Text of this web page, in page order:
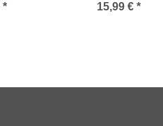
*
green" von DELUXE
15,99 € *